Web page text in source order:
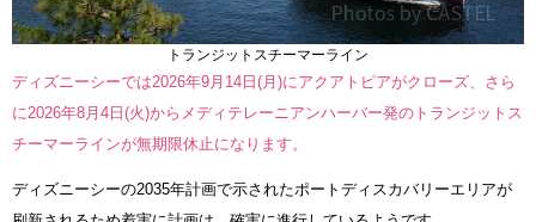
トランジットスチーマーライン
ディズニーシーでは2026年9月14日(月)にアクアトピアがクローズ、さら
に2026年8月4日(火)からメディテレーニアンハーバー発のトランジットス
チーマーラインが無期限休止になります。
ディズニーシーの2035年計画で示されたポートディスカバリーエリアが